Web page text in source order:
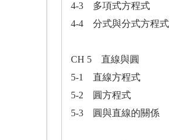
4-3 多項式方程式
4-4 分式與分式方程式
CH 5 直線與圓
5-1 直線方程式
5-2 圓方程式
5-3 圓與直線的關係